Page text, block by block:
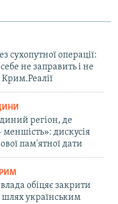
сухопутної операції:
не заправить і не
Крим.Реалії
регіон, де
меншість»: дискусія
пам'ятної дати
обіцяє закрити
українським